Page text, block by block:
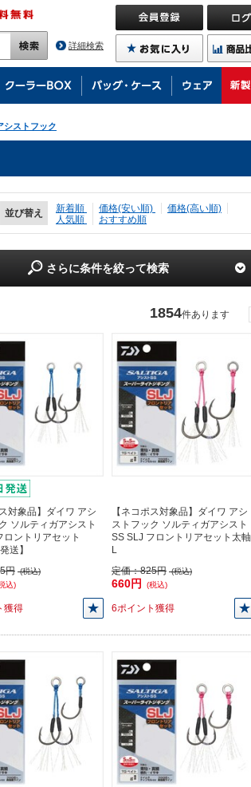
詳細検索
シストフック
並び替え 新着順 価格(安い順)
価格(高い順)
人気順
おすすめ順
さらに条件を絞って検索
1854件あります
対象品】ダイワ アシ
ソルティガアシスト
ロントリアセット
送】
円 (税込)
込)
獲得
【ネコポス対象品】ダイワ アシ
ストフック ソルティガアシスト
SS SLJ フロントリアセット太軸
L
定価：825円 (税込)
660円 (税込)
6ポイント獲得